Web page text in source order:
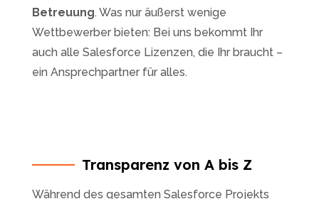
Betreuung. Was nur äußerst wenige
Wettbewerber bieten: Bei uns bekommt Ihr
auch alle Salesforce Lizenzen, die Ihr braucht –
ein Ansprechpartner für alles.
Transparenz von A bis Z
Während des gesamten Salesforce Projekts